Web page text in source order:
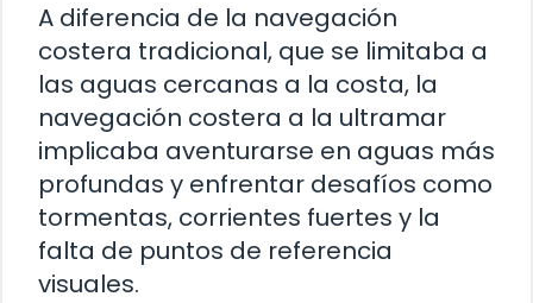
A diferencia de la navegación
costera tradicional, que se limitaba a
las aguas cercanas a la costa, la
navegación costera a la ultramar
implicaba aventurarse en aguas más
profundas y enfrentar desafíos como
tormentas, corrientes fuertes y la
falta de puntos de referencia
visuales.